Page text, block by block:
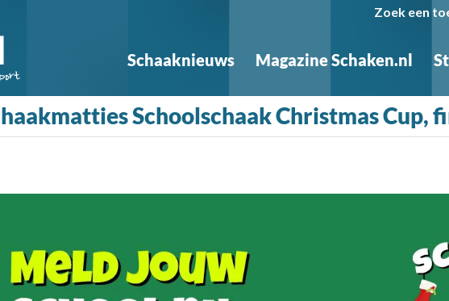
Zoek een
Schaaknieuws Magazine Schaken.nl
Schoolschaak Christmas Cup,